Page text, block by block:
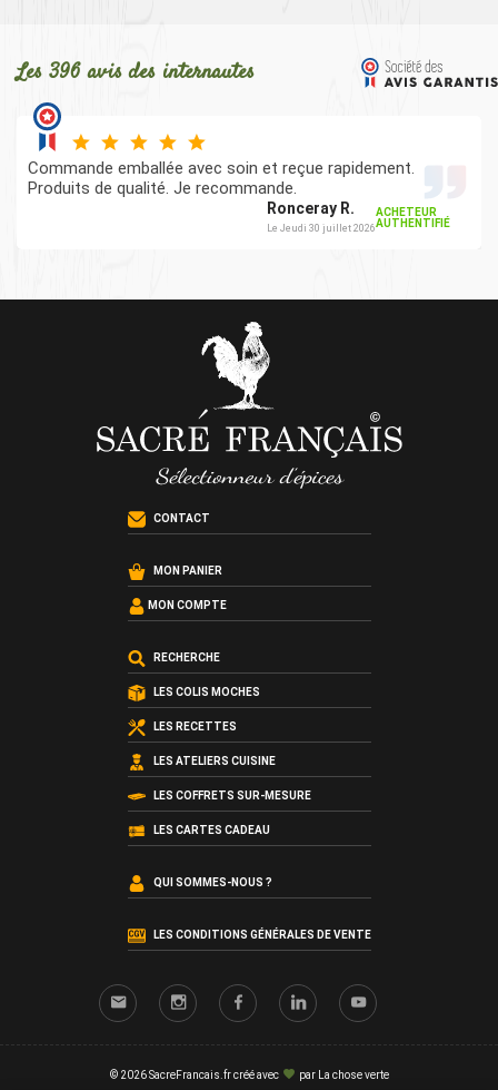
Les 396 avis des internautes
Commande emballée avec soin et reçue rapidement.
Produits de qualité. Je recommande.
Ronceray R.
Le Jeudi 30 juillet 2026
ACHETEUR
AUTHENTIFIÉ
CONTACT
MON PANIER
MON COMPTE
RECHERCHE
LES COLIS MOCHES
LES RECETTES
LES ATELIERS CUISINE
LES COFFRETS SUR-MESURE
LES CARTES CADEAU
QUI SOMMES-NOUS ?
LES CONDITIONS GÉNÉRALES DE VENTE
© 2026 SacreFrancais.fr créé avec par La chose verte